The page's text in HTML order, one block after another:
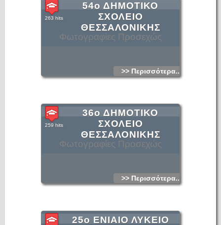
Φωτογραφίες Προσεχώς
54ο ΔΗΜΟΤΙΚΟ
ΣΧΟΛΕΙΟ
ΘΕΣΣΑΛΟΝΙΚΗΣ
263 hits
>> Περισσότερα...
Φωτογραφίες Προσεχώς
36ο ΔΗΜΟΤΙΚΟ
ΣΧΟΛΕΙΟ
ΘΕΣΣΑΛΟΝΙΚΗΣ
259 hits
>> Περισσότερα...
25ο ΕΝΙΑΙΟ ΛΥΚΕΙΟ